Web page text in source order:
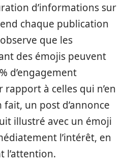
d’informations sur
chaque publication
que les
des émojis peuvent
d’engagement
à celles qui n’en
un post d’annonce
illustré avec un émoji
l’intérêt, en
l’attention.